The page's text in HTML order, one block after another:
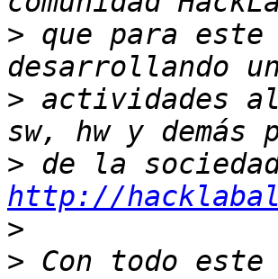
> que para este
> actividades
>
http://
>
> Con todo este